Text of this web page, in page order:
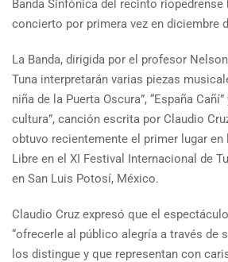
Banda Sinfónica del recinto
concierto por primera vez en diciembre
La Banda, dirigida por el profesor
Tuna interpretarán varias piezas
niña de la Puerta Oscura”, “España
cultura”, canción escrita por Claudio
obtuvo recientemente el primer lugar en
Libre en el XI Festival Internacional de
en San Luis Potosí, México.
Claudio Cruz expresó que el
“ofrecerle al público alegría a través de
los distingue y que representan con